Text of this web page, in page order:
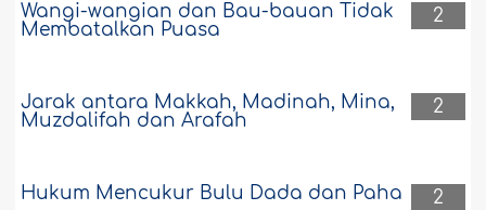
2
Wangi-wangian dan Bau-bauan Tidak
Membatalkan Puasa
2
Jarak antara Makkah, Madinah, Mina,
Muzdalifah dan Arafah
2
Hukum Mencukur Bulu Dada dan Paha